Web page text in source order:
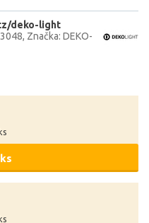
deko-light
Značka: DEKO-